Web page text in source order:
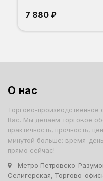
7 880 ₽
О нас
Торгово-производственное
Вас. Мы делаем торговое
практичность, прочность,
минутой больше: время-
прямо сейчас!
Метро Петровско-
Селигерская, Торгово-